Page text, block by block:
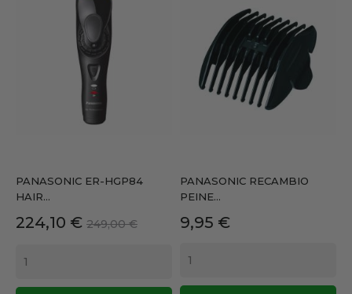
PANASONIC ER-HGP84
HAIR...
Precio
224,10 € Precio
249,00 €
PANASONIC RECAMBIO
PEINE...
Precio
9,95 €